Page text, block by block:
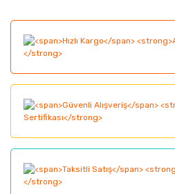
Görüş ve önerileriniz için
Ürün resmi kalitesiz, bozuk
Ürün açıklamasında eksik
Bu ürüne benzer farklı